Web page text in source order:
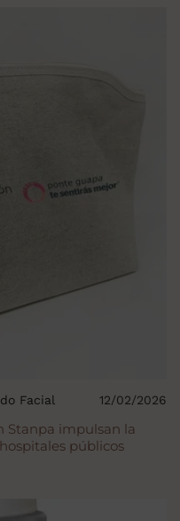
Stanpa impulsan la
públicos
Facial 12/02/2026